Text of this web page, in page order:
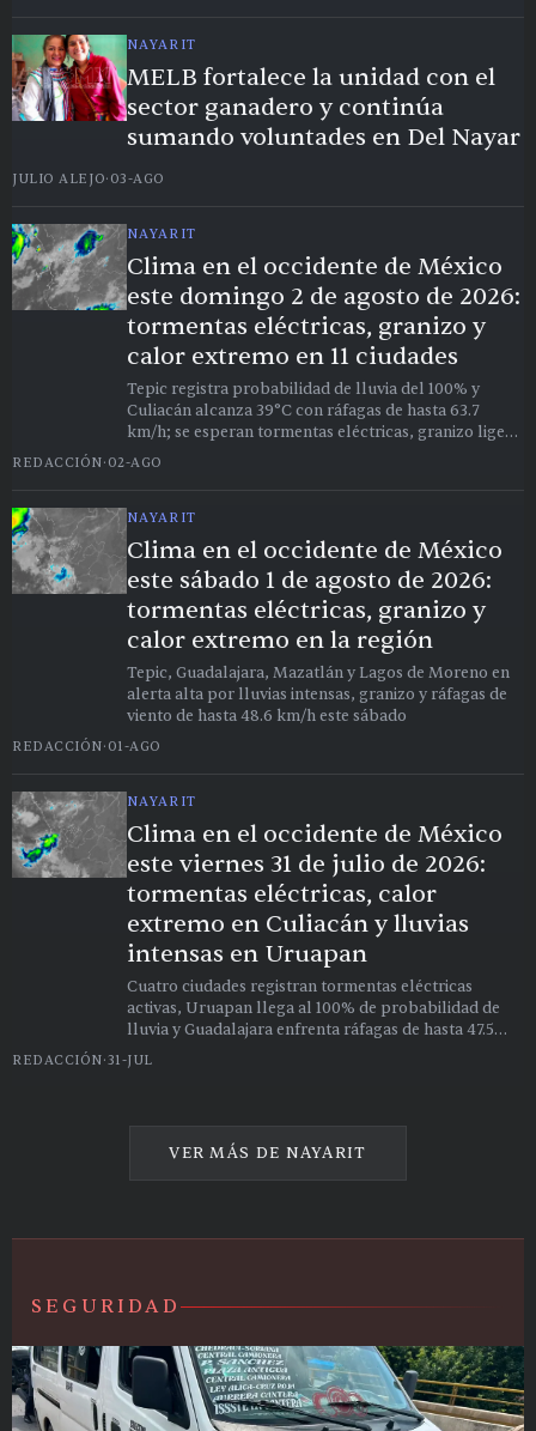
NAYARIT
MELB fortalece la unidad con el
sector ganadero y continúa
sumando voluntades en Del Nayar
JULIO ALEJO· 03-AGO
NAYARIT
Clima en el occidente de México
este domingo 2 de agosto de 2026:
tormentas eléctricas, granizo y
calor extremo en 11 ciudades
Tepic registra probabilidad de lluvia del 100% y
Culiacán alcanza 39°C con ráfagas de hasta 63.7
km/h; se esperan tormentas eléctricas, granizo ligero
y chubascos en toda la región este domingo.
REDACCIÓN· 02-AGO
NAYARIT
Clima en el occidente de México
este sábado 1 de agosto de 2026:
tormentas eléctricas, granizo y
calor extremo en la región
Tepic, Guadalajara, Mazatlán y Lagos de Moreno en
alerta alta por lluvias intensas, granizo y ráfagas de
viento de hasta 48.6 km/h este sábado
REDACCIÓN· 01-AGO
NAYARIT
Clima en el occidente de México
este viernes 31 de julio de 2026:
tormentas eléctricas, calor
extremo en Culiacán y lluvias
intensas en Uruapan
Cuatro ciudades registran tormentas eléctricas
activas, Uruapan llega al 100% de probabilidad de
lluvia y Guadalajara enfrenta ráfagas de hasta 47.5
km/h este viernes en el oeste del país.
REDACCIÓN·31-JUL
VER MÁS DE NAYARIT
SEGURIDAD